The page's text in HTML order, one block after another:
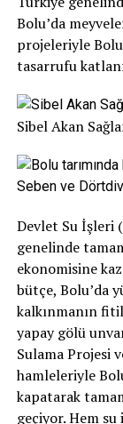
Bolu’da
projeleriyle
tasarrufu
Sibel Akan
Devlet Su İşleri
genelinde
ekonomisine
bütçe, Bolu’da
kalkınmanın
yapay gölü
Sulama Projesi
hamleleriyle
kapatarak
geçiyor. Hem